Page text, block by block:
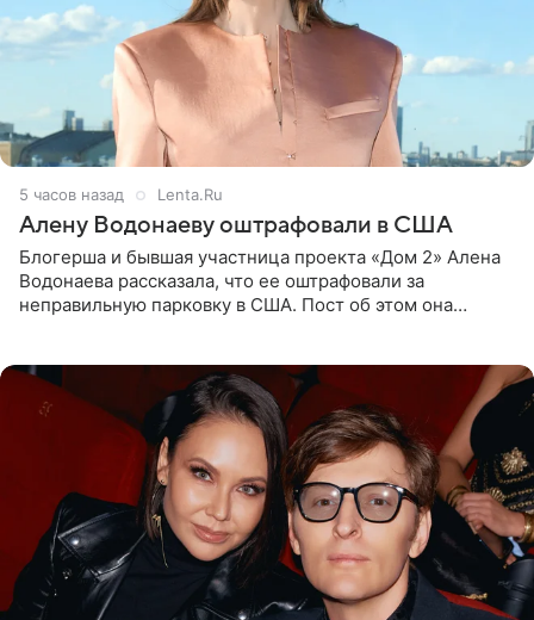
5 часов назад Lenta.Ru
Алену Водонаеву оштрафовали в США
Блогерша и бывшая участница проекта «Дом 2» Алена
Водонаева рассказала, что ее оштрафовали за
неправильную парковку в США. Пост об этом она